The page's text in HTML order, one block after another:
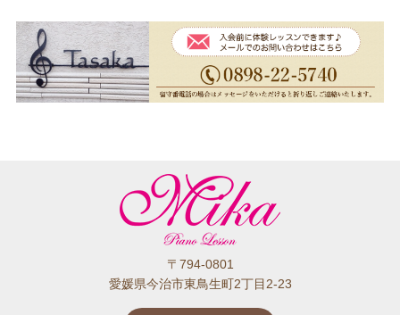
〒794-0801
愛媛県今治市東鳥生町2丁目2-23